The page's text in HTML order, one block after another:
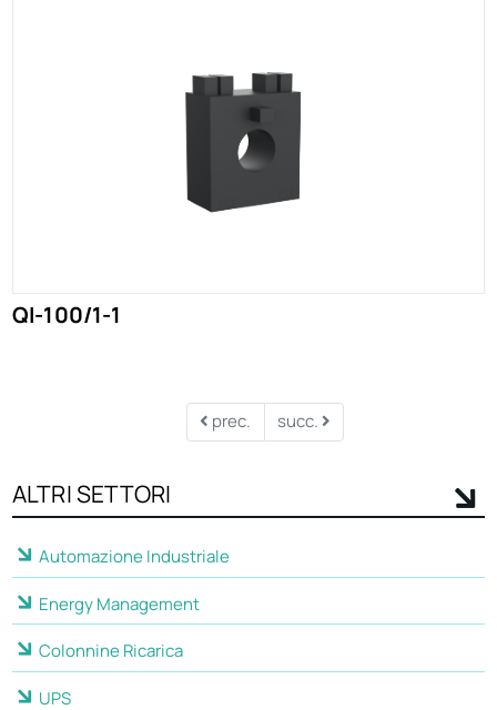
QI-100/1-1
prec. succ.
ALTRI SETTORI
Automazione Industriale
Energy Management
Colonnine Ricarica
UPS